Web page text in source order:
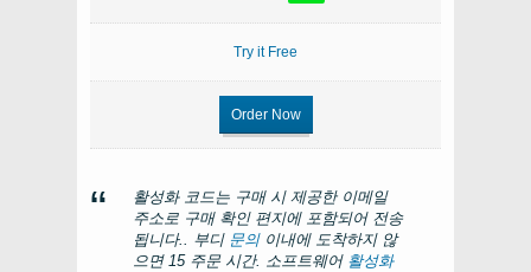
Try it Free
Order Now
활성화 코드는 구매 시 제공한 이메일
주소로 구매 확인 편지에 포함되어 전송
됩니다.. 부디 문의이내에 도착하지 않
으면 15 주문 시간. 소프트웨어 활성화